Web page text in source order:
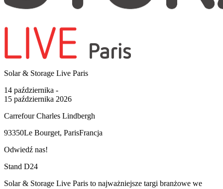
Solar & Storage Live Paris
14 października -
15 października 2026
Carrefour Charles Lindbergh
93350Le Bourget, ParisFrancja
Odwiedź nas!
Stand D24
Solar & Storage Live Paris to najważniejsze targi branżowe we